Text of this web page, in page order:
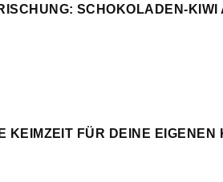
SCHOKOLADEN-
KEIMZEIT FÜR DEINE